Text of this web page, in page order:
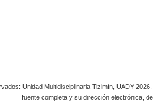
Unidad Multidisciplinaria Tizimín, UADY
fuente completa y su dirección electrónica,